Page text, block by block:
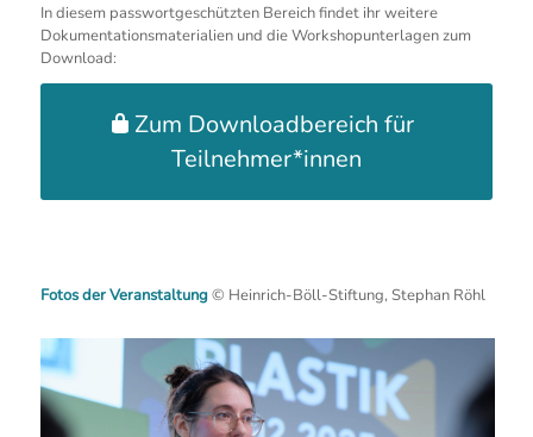
In diesem passwortgeschützten Bereich findet ihr weitere
Dokumentationsmaterialien und die Workshopunterlagen zum
Download:
Zum Downloadbereich für
Teilnehmer*innen
Fotos der Veranstaltung© Heinrich-Böll-Stiftung, Stephan Röhl